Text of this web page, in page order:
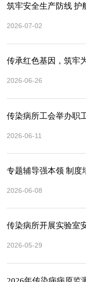
筑牢安全生产防线
2026-07-02
传承红色基因，筑
2026-06-26
传染病所工会举办职
2026-06-11
专题辅导强本领 制
2026-06-08
传染病所开展实验室
2026-05-29